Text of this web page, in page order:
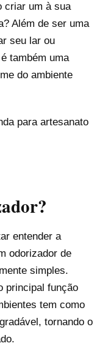
criar um à sua
Além de ser uma
seu lar ou
também uma
do ambiente
para artesanato
entender a
odorizador de
simples.
principal função
tem como
tornando o